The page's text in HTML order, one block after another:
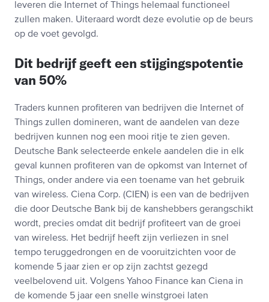
leveren die Internet of Things helemaal functioneel
zullen maken. Uiteraard wordt deze evolutie op de beurs
op de voet gevolgd.
Dit bedrijf geeft een stijgingspotentie
van 50%
Traders kunnen profiteren van bedrijven die Internet of
Things zullen domineren, want de aandelen van deze
bedrijven kunnen nog een mooi ritje te zien geven.
Deutsche Bank selecteerde enkele aandelen die in elk
geval kunnen profiteren van de opkomst van Internet of
Things, onder andere via een toename van het gebruik
van wireless. Ciena Corp. (CIEN) is een van de bedrijven
die door Deutsche Bank bij de kanshebbers gerangschikt
wordt, precies omdat dit bedrijf profiteert van de groei
van wireless. Het bedrijf heeft zijn verliezen in snel
tempo teruggedrongen en de vooruitzichten voor de
komende 5 jaar zien er op zijn zachtst gezegd
veelbelovend uit. Volgens Yahoo Finance kan Ciena in
de komende 5 jaar een snelle winstgroei laten